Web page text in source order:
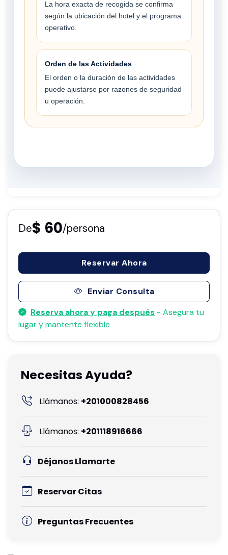
La hora exacta de recogida se confirma
según la ubicación del hotel y el programa
operativo.
Orden de las Actividades
El orden o la duración de las actividades
puede ajustarse por razones de seguridad
u operación.
De$ 60/persona
Reservar Ahora
Enviar Consulta
Reserva ahora y paga después - Asegura tu
lugar y mantente flexible
Necesitas Ayuda?
Llámanos: +201000828456
Llámanos: +201118916666
Déjanos Llamarte
Reservar Citas
Preguntas Frecuentes